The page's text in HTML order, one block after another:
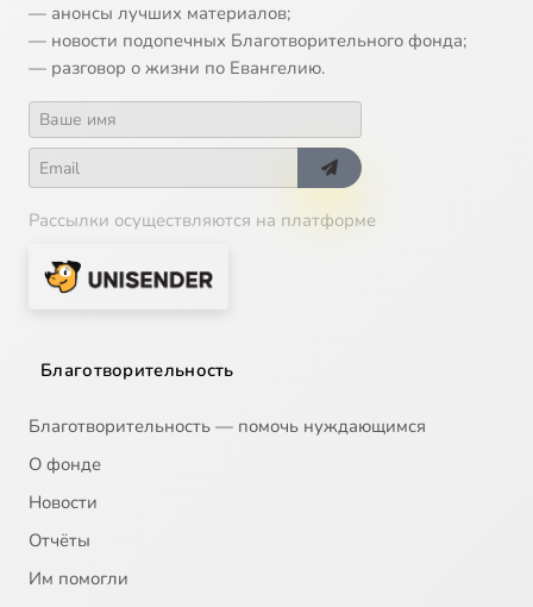
— анонсы лучших материалов;
— новости подопечных Благотворительного фонда;
— разговор о жизни по Евангелию.
Рассылки осуществляются на платформе
Благотворительность
Благотворительность — помочь нуждающимся
О фонде
Новости
Отчёты
Им помогли